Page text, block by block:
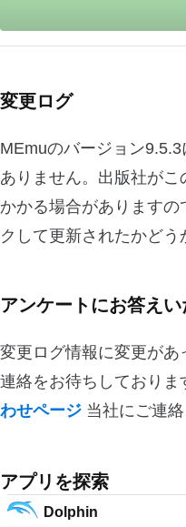
変更ログ
MEmuのバージョン
ありません。出版社が
かかる場合があります
クして更新されたかどう
アンケートにお答え
変更ログ情報に変更が
連絡をお待ちしておりま
わせページ 当社にご連絡
アプリを探索
Dolphin